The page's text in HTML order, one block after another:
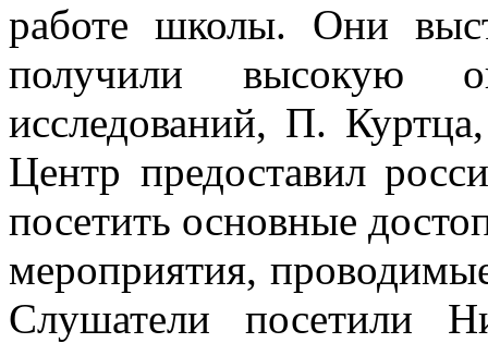
работе школы. Они
получили высокую
исследований, П.
Центр предоставил
посетить основные
мероприятия,
Слушатели посетили